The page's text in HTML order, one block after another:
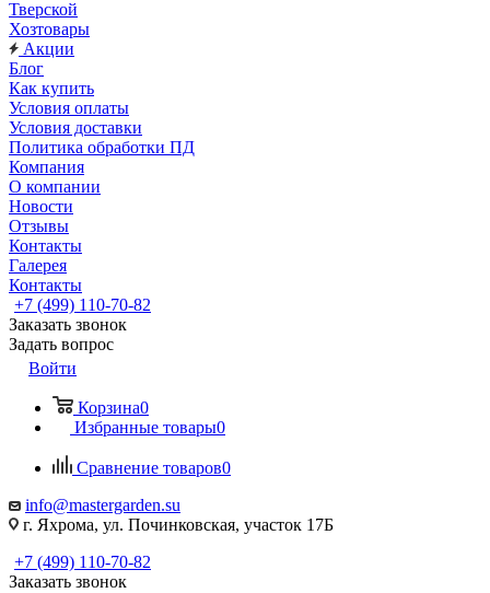
Тверской
Хозтовары
Акции
Блог
Как купить
Условия оплаты
Условия доставки
Политика обработки ПД
Компания
О компании
Новости
Отзывы
Контакты
Галерея
Контакты
+7 (499) 110-70-82
Заказать звонок
Задать вопрос
Войти
Корзина0
Избранные товары0
Сравнение товаров0
info@mastergarden.su
г. Яхрома, ул. Починковская, участок 17Б
+7 (499) 110-70-82
Заказать звонок